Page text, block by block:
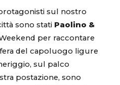
sul nostro
sono stati Paolino &
per raccontare
del capoluogo ligure
sul palco
postazione, sono